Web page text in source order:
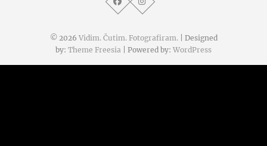
© 2026 Vidim. Čutim. Fotografiram. | Designed
by: Theme Freesia | Powered by: WordPress